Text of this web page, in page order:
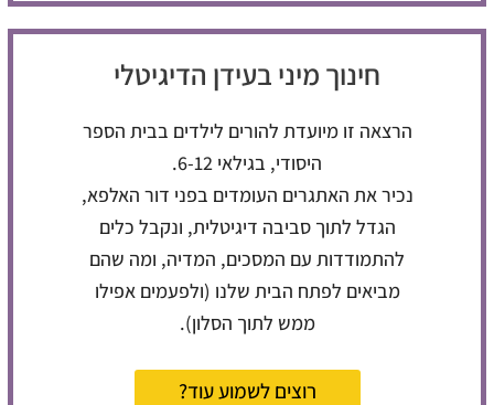
חינוך מיני בעידן הדיגיטלי
הרצאה זו מיועדת להורים לילדים בבית הספר
היסודי, בגילאי 6-12.
נכיר את האתגרים העומדים בפני דור האלפא,
הגדל לתוך סביבה דיגיטלית, ונקבל כלים
להתמודדות עם המסכים, המדיה, ומה שהם
מביאים לפתח הבית שלנו (ולפעמים אפילו
ממש לתוך הסלון).
רוצים לשמוע עוד?